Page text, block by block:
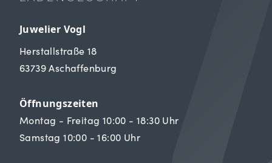
Juwelier Vogl
Herstallstraße 18
63739 Aschaffenburg
Öffnungszeiten
Montag - Freitag 10:00 - 18:30 Uhr
Samstag 10:00 - 16:00 Uhr